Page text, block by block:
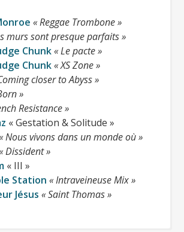
après sortait un CD
ces formations , une
copies étaient offertes aux
diffuser gratuitement
« Reggae Trombone »
murs sont presque parfaits »
Chunk« Le pacte »
Chunk« XS Zone »
closer to Abyss »
»
Resistance »
« Gestation & Solitude »
Nous vivons dans un monde où »
Dissident »
« III »
Station « Intraveineuse Mix »
Jésus « Saint Thomas »